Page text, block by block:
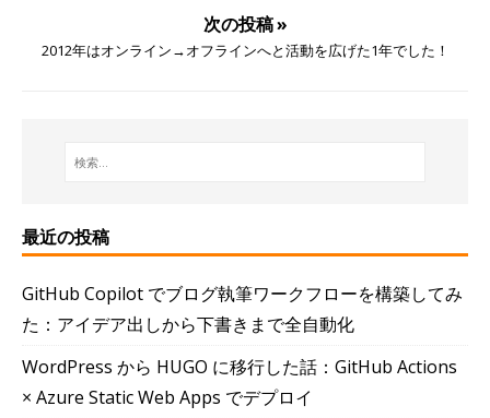
次の投稿 »
2012年はオンライン→オフラインへと活動を広げた1年でした！
最近の投稿
GitHub Copilot でブログ執筆ワークフローを構築してみ
た：アイデア出しから下書きまで全自動化
WordPress から HUGO に移行した話：GitHub Actions
× Azure Static Web Apps でデプロイ